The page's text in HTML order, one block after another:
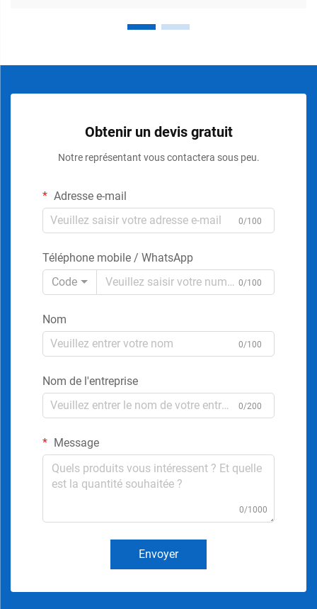
Obtenir un devis gratuit
Notre représentant vous contactera sous peu.
Adresse e-mail
0/100
Téléphone mobile / WhatsApp
Code
0/100
Nom
0/100
Nom de l'entreprise
0/200
Message
0/1000
Envoyer